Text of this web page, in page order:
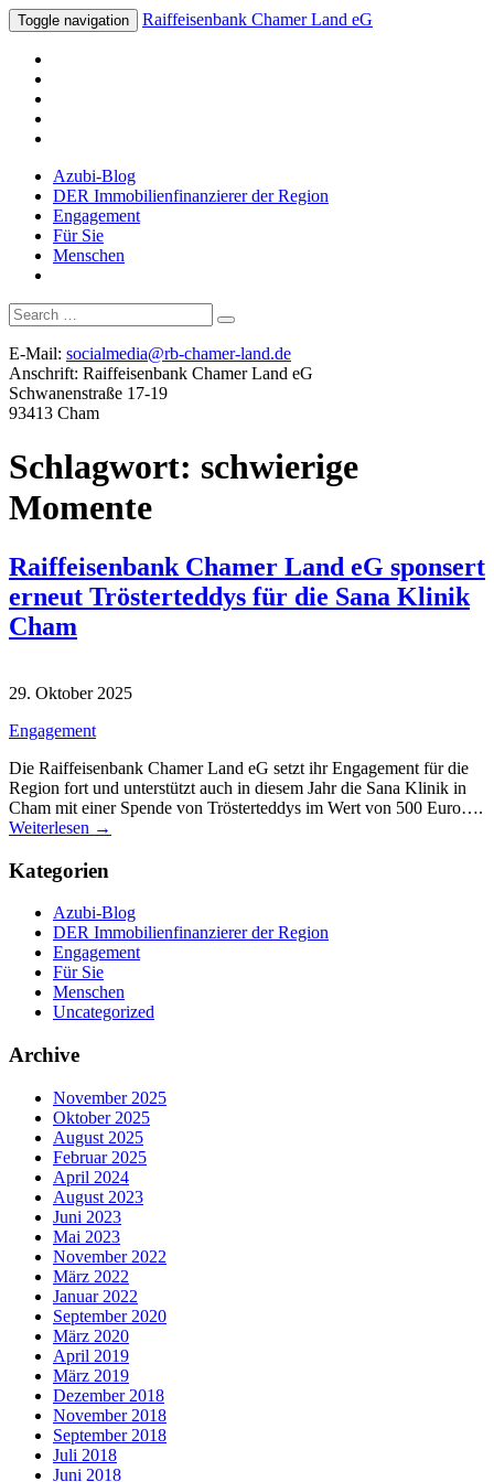
Toggle navigation Raiffeisenbank Chamer Land eG
Azubi-Blog
DER Immobilienfinanzierer der Region
Engagement
Für Sie
Menschen
Suche
nach:
E-Mail: socialmedia@rb-chamer-land.de
Anschrift: Raiffeisenbank Chamer Land eG
Schwanenstraße 17-19
93413 Cham
Schlagwort: schwierige
Momente
Raiffeisenbank Chamer Land eG sponsert
erneut Trösterteddys für die Sana Klinik
Cham
29. Oktober 2025
Engagement
Die Raiffeisenbank Chamer Land eG setzt ihr Engagement für die
Region fort und unterstützt auch in diesem Jahr die Sana Klinik in
Cham mit einer Spende von Trösterteddys im Wert von 500 Euro….
Weiterlesen →
Kategorien
Azubi-Blog
DER Immobilienfinanzierer der Region
Engagement
Für Sie
Menschen
Uncategorized
Archive
November 2025
Oktober 2025
August 2025
Februar 2025
April 2024
August 2023
Juni 2023
Mai 2023
November 2022
März 2022
Januar 2022
September 2020
März 2020
April 2019
März 2019
Dezember 2018
November 2018
September 2018
Juli 2018
Juni 2018